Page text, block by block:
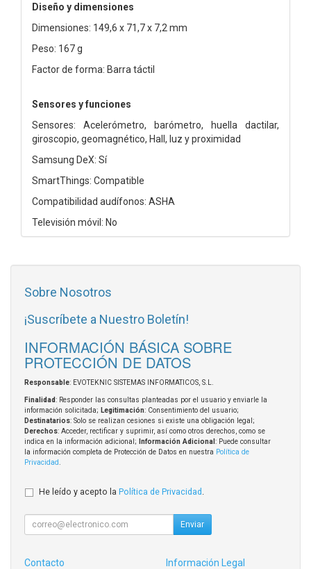
Diseño y dimensiones
Dimensiones: 149,6 x 71,7 x 7,2 mm
Peso: 167 g
Factor de forma: Barra táctil
Sensores y funciones
Sensores: Acelerómetro, barómetro, huella dactilar,
giroscopio, geomagnético, Hall, luz y proximidad
Samsung DeX: Sí
SmartThings: Compatible
Compatibilidad audífonos: ASHA
Televisión móvil: No
Sobre Nosotros
¡Suscríbete a Nuestro Boletín!
INFORMACIÓN BÁSICA SOBRE
PROTECCIÓN DE DATOS
Responsable: EVOTEKNIC SISTEMAS INFORMATICOS, S.L.
Finalidad: Responder las consultas planteadas por el usuario y enviarle la
información solicitada; Legitimación: Consentimiento del usuario;
Destinatarios: Solo se realizan cesiones si existe una obligación legal;
Derechos: Acceder, rectificar y suprimir, así como otros derechos, como se
indica en la información adicional;
Información Adicional : Puede consultar
la información completa de Protección de Datos en nuestra Política de
Privacidad
He leído y acepto la Política de Privacidad
Enviar
Contacto Información Legal